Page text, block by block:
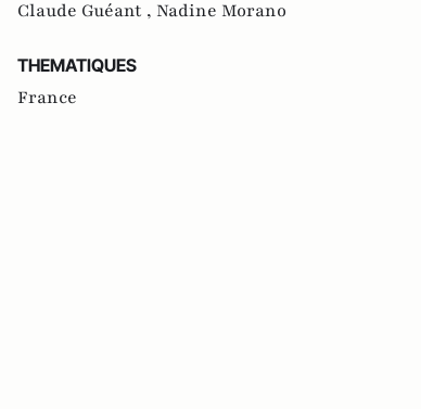
Claude Guéant , Nadine Morano
THEMATIQUES
France